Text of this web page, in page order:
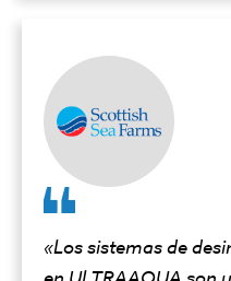
«Los sistemas de